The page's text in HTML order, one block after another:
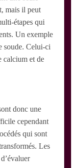
mais il peut
étapes qui
Un exemple
soude. Celui-ci
calcium et de
donc une
cependant
qui sont
Les